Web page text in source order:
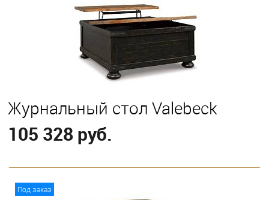
Журнальный стол Valebeck
105 328 руб.
Под заказ